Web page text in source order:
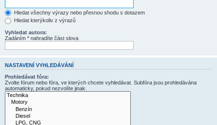
Hledat všechny výrazy nebo přesnou shodu s dotazem
Hledat kterýkoliv z výrazů
Vyhledat autora:
Zadáním * nahradíte část slova
NASTAVENÍ VYHLEDÁVÁNÍ
Prohledávat fóra:
Zvolte fórum nebo fóra, ve kterých chcete vyhledávat. Subfóra jsou prohledávána
automaticky, pokud nezvolíte jinak.